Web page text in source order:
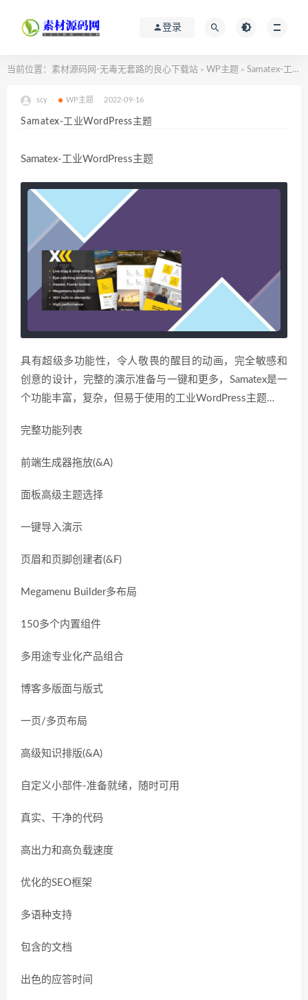
登录
当前位置： 素材源码网-无毒无套路的良心下载站 > WP主题 > Samatex-工业WordPress主题
scy WP主题 2022-09-16
Samatex-工业WordPress主题
Samatex-工业WordPress主题
具有超级多功能性，令人敬畏的醒目的动画，完全敏感和
创意的设计，完整的演示准备与一键和更多，Samatex是一
个功能丰富，复杂，但易于使用的工业WordPress主题…
完整功能列表
前端生成器拖放(&A)
面板高级主题选择
一键导入演示
页眉和页脚创建者(&F)
Megamenu Builder多布局
150多个内置组件
多用途专业化产品组合
博客多版面与版式
一页/多页布局
高级知识排版(&A)
自定义小部件-准备就绪，随时可用
真实、干净的代码
高出力和高负载速度
优化的SEO框架
多语种支持
包含的文档
出色的应答时间